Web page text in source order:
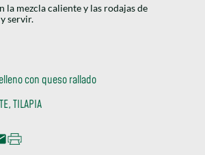
la mezcla caliente y las rodajas de
servir.
con queso rallado
TILAPIA